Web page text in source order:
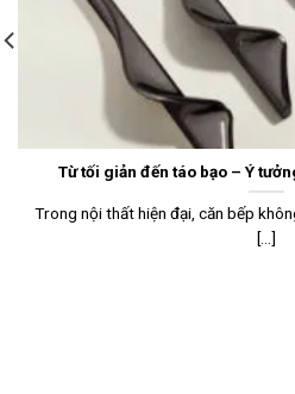
Từ tối giản đến táo bạo – Ý
Trong nội thất hiện đại, căn bếp
[...]